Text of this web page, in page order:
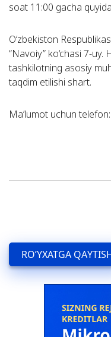
soat 11:00 gacha
O‘zbekiston
“Navoiy” ko‘chasi 7-
tashkilotning asosiy
taqdim etilishi shart.
Ma’lumot uchun
RO’YXATGA